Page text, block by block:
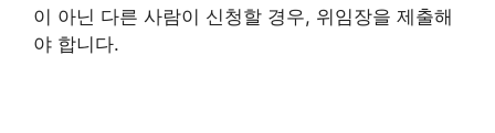
이 아닌 다른 사람이 신청할 경우, 위임장을 제출해
야 합니다.